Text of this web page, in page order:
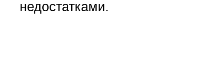
недостатками.